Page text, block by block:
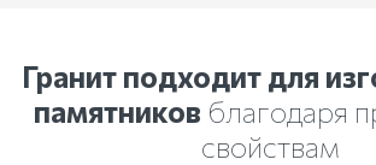
Гранит подходит для
памятников благодаря
свойствам